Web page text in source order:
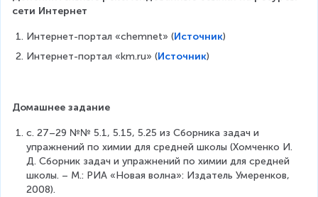
сети Интернет
Интернет-портал «chemnet» (Источник)
Интернет-портал «km.ru» (Источник)
Домашнее задание
с. 27–29 №№ 5.1, 5.15, 5.25 из Сборника задач и
упражнений по химии для средней школы (Хомченко И.
Д. Сборник задач и упражнений по химии для средней
школы. – М.: РИА «Новая волна»: Издатель Умеренков,
2008).